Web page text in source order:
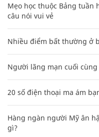
Mẹo học thuộc Bảng tuần
câu nói vui vẻ
Nhiều điểm bất thường ở
Người lãng mạn cuối cùng
20 số điện thoại ma ám
Hàng ngàn người Mỹ ân
gì?